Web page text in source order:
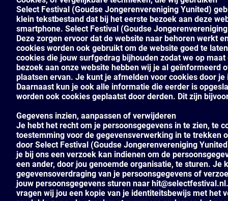
Select Festival (Goudse Jongerenvereniging Yunited)
klein tekstbestand dat bij het eerste bezoek aan deze
smartphone. Select Festival (Goudse
Deze zorgen ervoor dat de website naar behoren werkt
cookies worden ook gebruikt om de website goed te
cookies die jouw surfgedrag bijhouden zodat we op
bezoek aan onze website hebben wij je al geïnformeerd
plaatsen ervan. Je kunt je afmelden voor cookies door
Daarnaast kun je ook alle informatie die eerder is
worden ook cookies geplaatst door derden. Dit zijn
Gegevens inzien, aanpassen of verwijderen
Je hebt het recht om je persoonsgegevens in te zien, te
toestemming voor de gegevensverwerking in te trekken
door Select Festival (Goudse Jongerenvereniging
je bij ons een verzoek kan indienen om de
een ander, door jou genoemde organisatie, te sturen.
gegevensoverdraging van je persoonsgegevens of
jouw persoonsgegevens sturen naar
vragen wij jou een kopie van je identiteitsbewijs met het